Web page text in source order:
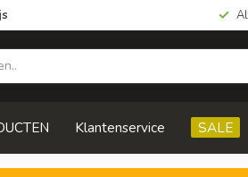
Klantenservice SALE